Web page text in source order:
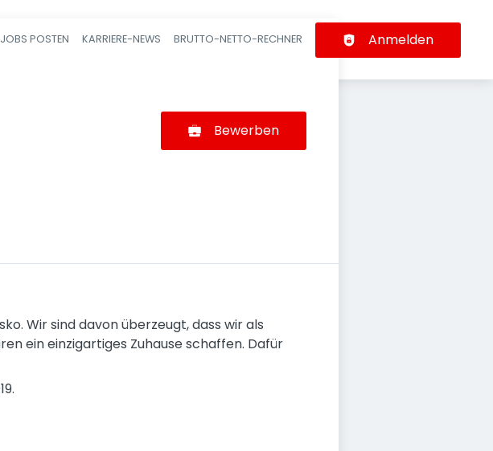
Haupt-Navigation
JOBS POSTEN KARRIERE-NEWS BRUTTO-NETTO-RECHNER Anmelden
Bewerben
Wir sind davon überzeugt, dass wir als
ein einzigartiges Zuhause schaffen. Dafür